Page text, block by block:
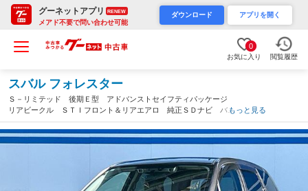
グーネットアプリ RENEW
メアド不要で問い合わせ可能
ダウンロード アプリを開く
0
お気に入り 閲覧履歴
スバル フォレスター
Ｓ－リミテッド 後期Ｅ型 アドバンストセイフティパッケージ
リアビークル ＳＴＩフロント＆リアエアロ 純正ＳＤナビ バッ
クカメラ ＥＴＣ 禁煙車 プッシュスタート ＬＥＤヘッドライ
ト 純正１８インチアルミホイール（大阪府）
もっと見る